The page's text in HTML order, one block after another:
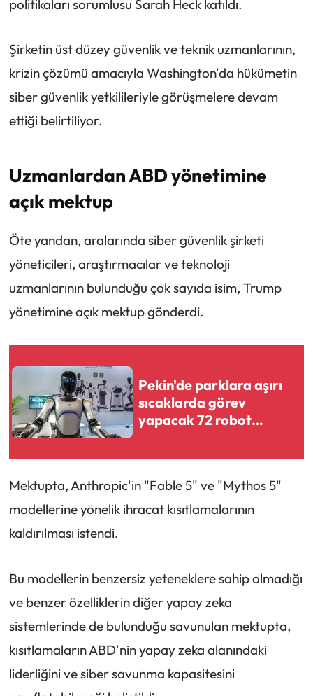
politikaları sorumlusu Sarah Heck katıldı.
Şirketin üst düzey güvenlik ve teknik uzmanlarının,
krizin çözümü amacıyla Washington'da hükümetin
siber güvenlik yetkilileriyle görüşmelere devam
ettiği belirtiliyor.
Uzmanlardan ABD yönetimine
açık mektup
Öte yandan, aralarında siber güvenlik şirketi
yöneticileri, araştırmacılar ve teknoloji
uzmanlarının bulunduğu çok sayıda isim, Trump
yönetimine açık mektup gönderdi.
Pekin'de parklara aşırı
sıcaklarda görev
yapacak 72 robot
Mektupta, Anthropic'in "Fable 5" ve "Mythos 5"
modellerine yönelik ihracat kısıtlamalarının
kaldırılması istendi.
Bu modellerin benzersiz yeteneklere sahip olmadığı
ve benzer özelliklerin diğer yapay zeka
sistemlerinde de bulunduğu savunulan mektupta,
kısıtlamaların ABD'nin yapay zeka alanındaki
liderliğini ve siber savunma kapasitesini